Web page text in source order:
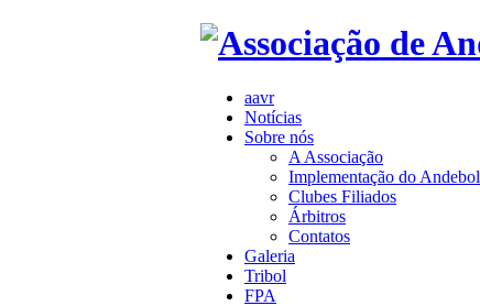
aavr
Notícias
Sobre nós
A Associação
Implementação do Andebol
Clubes Filiados
Árbitros
Contatos
Galeria
Tribol
FPA